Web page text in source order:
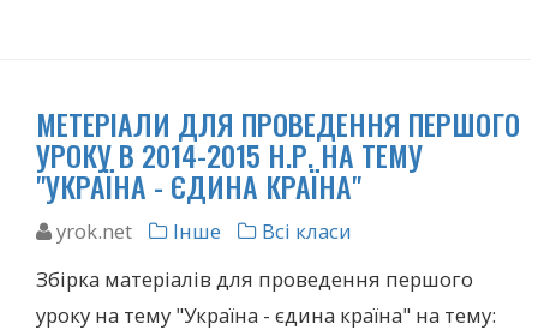
МЕТЕРІАЛИ ДЛЯ ПРОВЕДЕННЯ ПЕРШОГО
УРОКУ В 2014-2015 Н.Р. НА ТЕМУ
"УКРАЇНА - ЄДИНА КРАЇНА"
yrok.net Інше
Всі класи
Збірка матеріалів для проведення першого
уроку на тему "Україна - єдина країна" на тему: